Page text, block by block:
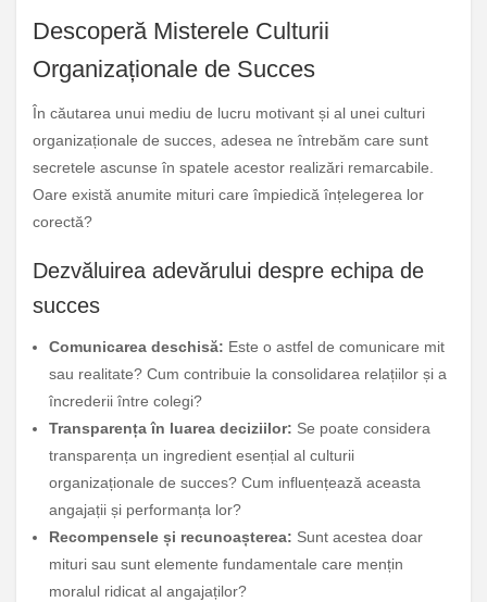
Descoperă Misterele Culturii
Organizaționale de Succes
În căutarea unui mediu de lucru motivant și al unei culturi
organizaționale de succes, adesea ne întrebăm care sunt
secretele ascunse în spatele acestor realizări remarcabile.
Oare există anumite mituri care împiedică înțelegerea lor
corectă?
Dezvăluirea adevărului despre echipa de
succes
Comunicarea deschisă: Este o astfel de comunicare mit
sau realitate? Cum contribuie la consolidarea relațiilor și a
încrederii între colegi?
Transparența în luarea deciziilor: Se poate considera
transparența un ingredient esențial al culturii
organizaționale de succes? Cum influențează aceasta
angajații și performanța lor?
Recompensele și recunoașterea: Sunt acestea doar
mituri sau sunt elemente fundamentale care mențin
moralul ridicat al angajaților?